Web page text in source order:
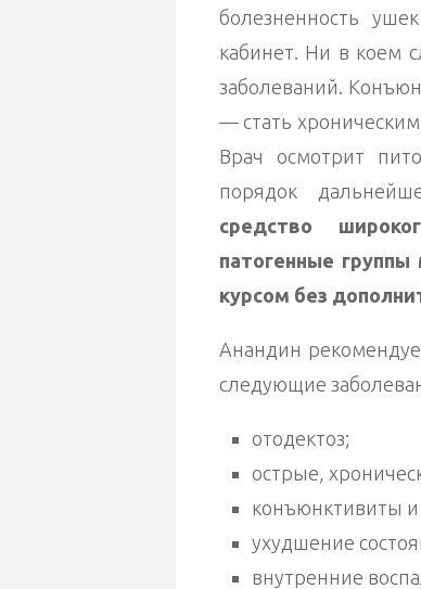
болезненность
кабинет. Ни в коем
заболеваний.
— стать
Врач осмотрит
порядок
средство
патогенные
курсом без
Анандин
следующие
отодектоз;
острые,
конъюнктивиты
ухудшение
внутренние